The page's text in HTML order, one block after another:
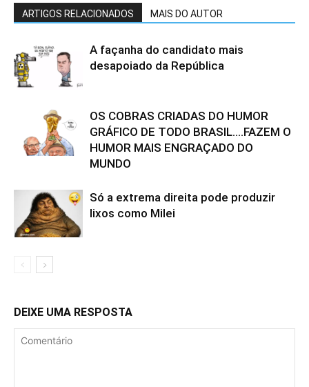
ARTIGOS RELACIONADOS MAIS DO AUTOR
A façanha do candidato mais
desapoiado da República
OS COBRAS CRIADAS DO HUMOR
GRÁFICO DE TODO BRASIL….FAZEM O
HUMOR MAIS ENGRAÇADO DO
MUNDO
Só a extrema direita pode produzir
lixos como Milei
DEIXE UMA RESPOSTA